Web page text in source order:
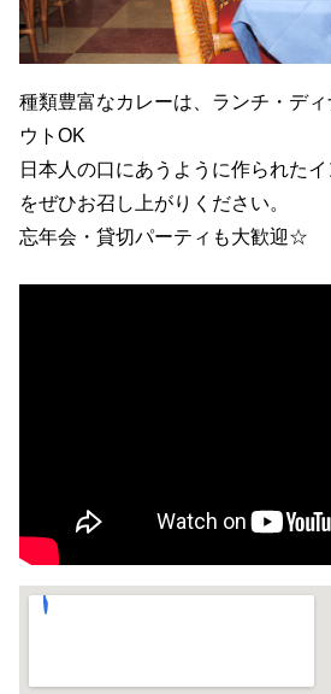
種類豊富なカレーは、ランチ・デ
ウトOK
日本人の口にあうように作られた
をぜひお召し上がりください。
忘年会・貸切パーティも大歓迎☆